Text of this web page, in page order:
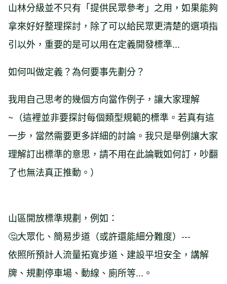
山林分級並不只有「提供民眾參考」之用，如果能夠
拿來好好整理探討，除了可以給民眾更清楚的選項指
引以外，重要的是可以用在定義開發標準...
如何叫做定義？為何要事先劃分？
我用自己思考的幾個方向當作例子，讓大家理解
~（這裡並非要探討每個類型規範的標準。若真有這
一步，當然需要更多詳細的討論。我只是舉例讓大家
理解訂出標準的意思，請不用在此論戰如何訂，吵翻
了也無法真正推動。）
山區開放標準規劃，例如：
🤔大眾化、簡易步道（或許還能細分難度）---
依照所預計人流量拓寬步道、建設平坦安全，講解
牌、規劃停車場、動線、廁所等...。